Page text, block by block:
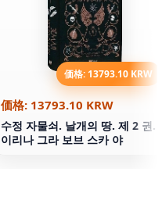
価格: 13793.10 KRW
価格: 13793.10 KRW
수정 자물쇠. 날개의 땅. 제 2 권.
이리나 그라 보브 스카 야